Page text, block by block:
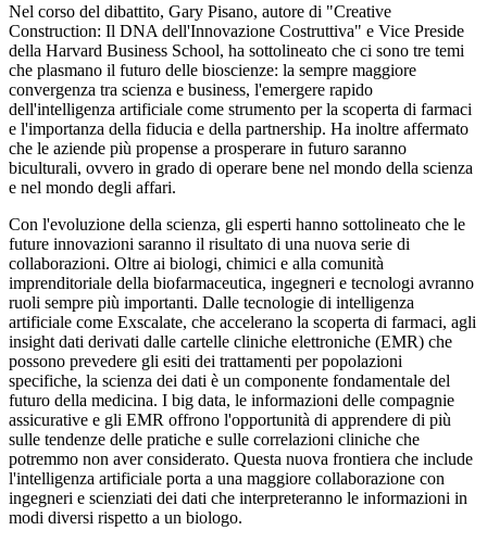
Nel corso del dibattito, Gary Pisano, autore di "Creative
Construction: Il DNA dell'Innovazione Costruttiva" e Vice Preside
della Harvard Business School, ha sottolineato che ci sono tre temi
che plasmano il futuro delle bioscienze: la sempre maggiore
convergenza tra scienza e business, l'emergere rapido
dell'intelligenza artificiale come strumento per la scoperta di farmaci
e l'importanza della fiducia e della partnership. Ha inoltre affermato
che le aziende più propense a prosperare in futuro saranno
biculturali, ovvero in grado di operare bene nel mondo della scienza
e nel mondo degli affari.
Con l'evoluzione della scienza, gli esperti hanno sottolineato che le
future innovazioni saranno il risultato di una nuova serie di
collaborazioni. Oltre ai biologi, chimici e alla comunità
imprenditoriale della biofarmaceutica, ingegneri e tecnologi avranno
ruoli sempre più importanti. Dalle tecnologie di intelligenza
artificiale come Exscalate, che accelerano la scoperta di farmaci, agli
insight dati derivati dalle cartelle cliniche elettroniche (EMR) che
possono prevedere gli esiti dei trattamenti per popolazioni
specifiche, la scienza dei dati è un componente fondamentale del
futuro della medicina. I big data, le informazioni delle compagnie
assicurative e gli EMR offrono l'opportunità di apprendere di più
sulle tendenze delle pratiche e sulle correlazioni cliniche che
potremmo non aver considerato. Questa nuova frontiera che include
l'intelligenza artificiale porta a una maggiore collaborazione con
ingegneri e scienziati dei dati che interpreteranno le informazioni in
modi diversi rispetto a un biologo.